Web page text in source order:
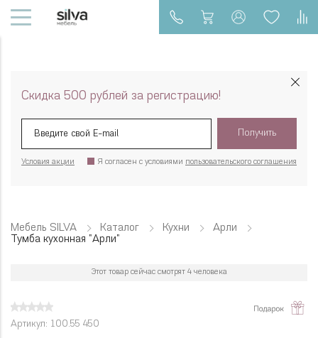
Скидка 500 рублей за регистрацию!
Получить
Я согласен с условиями пользовательского соглашения
Условия акции
Мебель SILVA Каталог Кухни
Арли
Тумба кухонная "Арли"
Артикул: 100.55 450
Этот товар сейчас смотрят 4 человека